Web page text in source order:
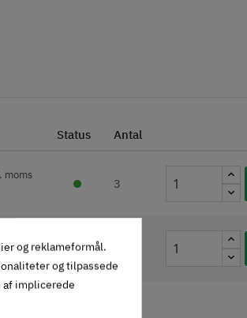
Status Antal
moms
3
og reklameformål.
og tilpassede
af implicerede